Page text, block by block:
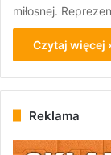
miłosnej.
Czytaj więcej
Reklama